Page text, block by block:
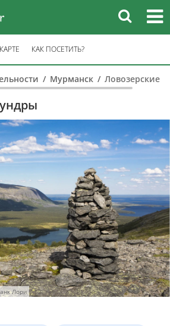
Мурманск Ловозерские
Лори
КАК ПОСЕТИТЬ?